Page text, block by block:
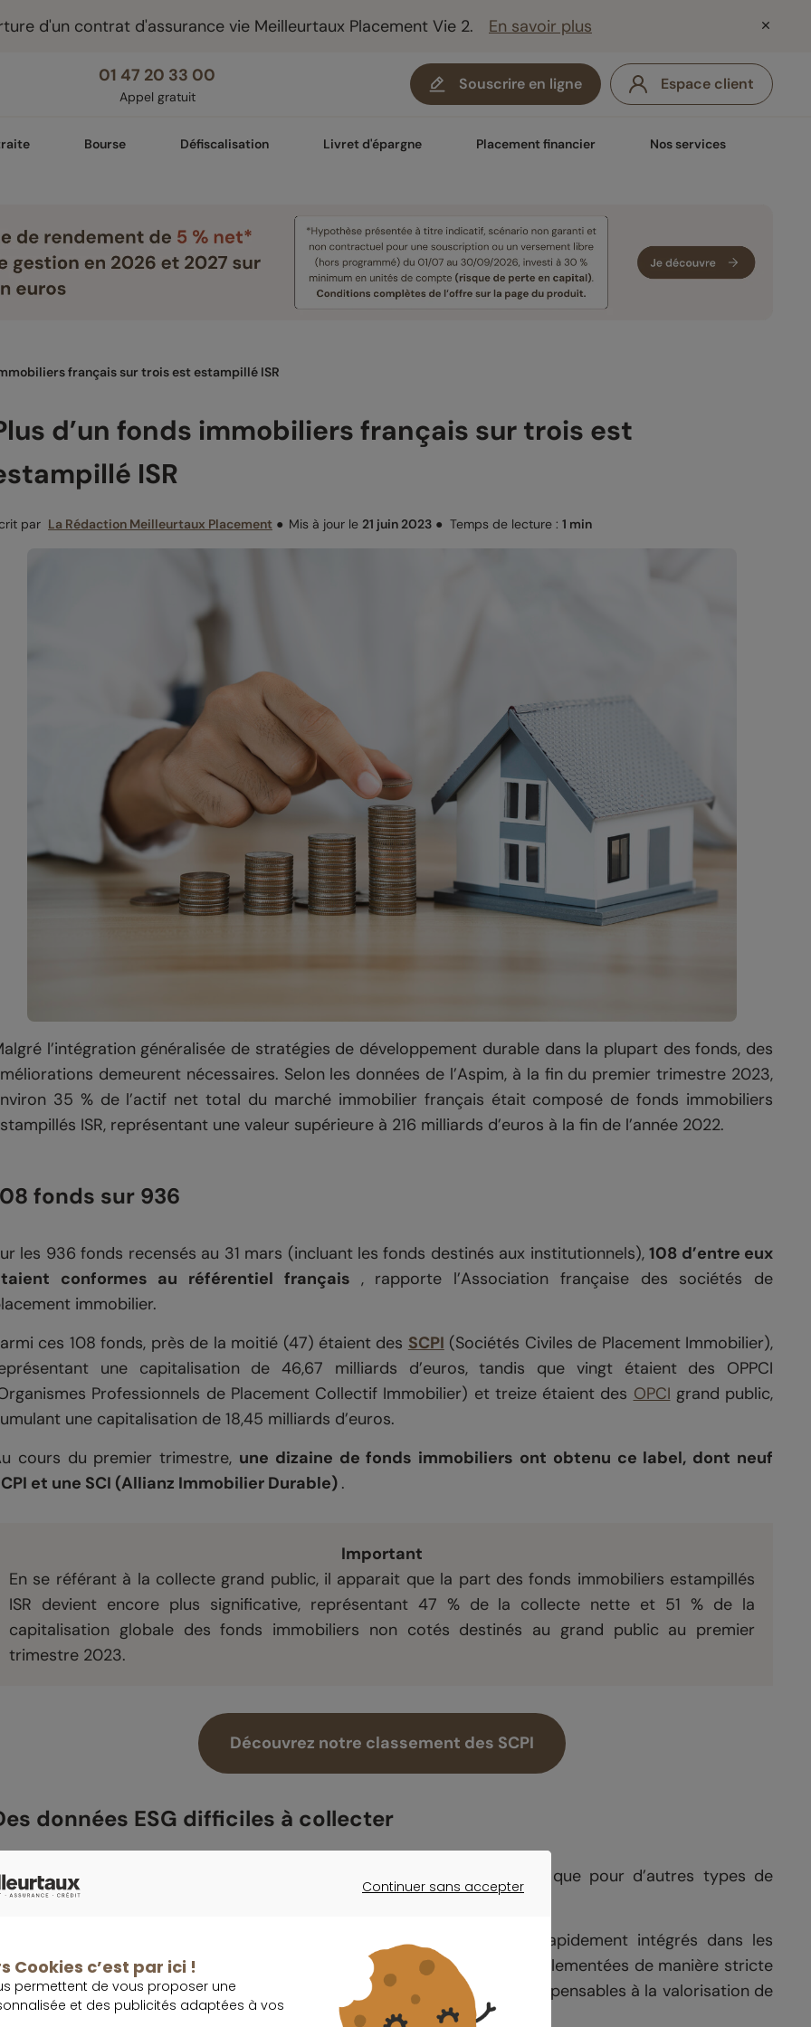
d'un contrat d'assurance vie Meilleurtaux Placement Vie 2. En savoir plus
01 47 20 33 00
Appel gratuit
Souscrire en ligne Espace client
Bourse Défiscalisation Livret d'épargne Placement financier Nos services
français sur trois est estampillé ISR
d’un fonds immobiliers français sur trois est
ISR
par La Rédaction Meilleurtaux Placement ● Mis à jour le 21 juin 2023 ● Temps de lecture : 1 min
l’intégration généralisée de stratégies de développement durable dans la plupart des fonds, des
demeurent nécessaires. Selon les données de l’Aspim, à la fin du premier trimestre 2023,
35 % de l’actif net total du marché immobilier français était composé de fonds immobiliers
ISR, représentant une valeur supérieure à 216 milliards d’euros à la fin de l’année 2022.
fonds sur 936
les 936 fonds recensés au 31 mars (incluant les fonds destinés aux institutionnels),108 d’entre eux
conformes au référentiel français , rapporte l’Association française des sociétés de
immobilier.
ces 108 fonds, près de la moitié (47) étaient des SCPI (Sociétés Civiles de Placement Immobilier),
une capitalisation de 46,67 milliards d’euros, tandis que vingt étaient des OPPCI
Professionnels de Placement Collectif Immobilier) et treize étaient des OPCI grand public,
une capitalisation de 18,45 milliards d’euros.
cours du premier trimestre, une dizaine de fonds immobiliers ont obtenu ce label, dont neuf
et une SCI (Allianz Immobilier Durable) .
Important
En se référant à la collecte grand public, il apparait que la part des fonds immobiliers estampillés
ISR devient encore plus significative, représentant 47 % de la collecte nette et 51 % de la
capitalisation globale des fonds immobiliers non cotés destinés au grand public au premier
trimestre 2023.
Découvrez notre classement des SCPI
données ESG difficiles à collecter
au label ISR a pris plus de temps pour les fonds immobiliers que pour d’autres types de
financiers, mais son adoption a été immédiate.
Les enjeux de consommation et de rénovation énergétique se sont rapidement intégrés dans les
des gestionnaires, étant donné que ces exigences sont déjà réglementées de manière stricte
particulier pour les bureaux) et qu’elles constituent des éléments indispensables à la valorisation de
actifs.
Continuer sans accepter
Cookies c’est par ici !
permettent de vous proposer une
et des publicités adaptées à vos